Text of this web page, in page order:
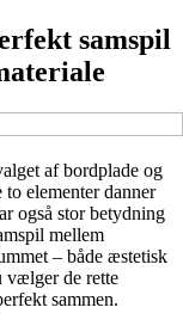
samspil
af bordplade og
elementer danner
også stor betydning
mellem
– både æstetisk
vælger de rette
sammen.